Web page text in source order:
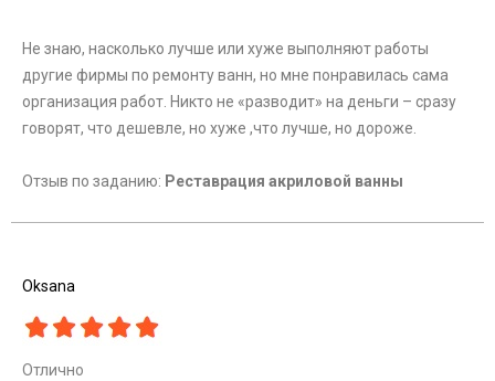
Не знаю, насколько лучше или хуже выполняют работы
другие фирмы по ремонту ванн, но мне понравилась сама
организация работ. Никто не «разводит» на деньги – сразу
говорят, что дешевле, но хуже ,что лучше, но дороже.
Отзыв по заданию: Реставрация акриловой ванны
Oksana
Отлично